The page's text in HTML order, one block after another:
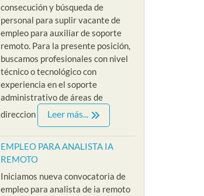
consecución y búsqueda de
personal para suplir vacante de
empleo para auxiliar de soporte
remoto. Para la presente posición,
buscamos profesionales con nivel
técnico o tecnológico con
experiencia en el soporte
administrativo de áreas de
direccion
Leer más...
EMPLEO PARA ANALISTA IA
REMOTO
Iniciamos nueva convocatoria de
empleo para analista de ia remoto